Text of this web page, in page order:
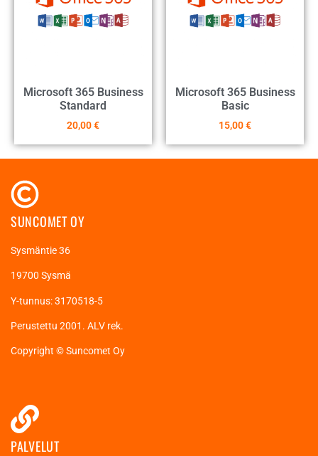
Microsoft 365 Business
Standard
20,00€
Microsoft 365 Business
Basic
15,00€
SUNCOMET OY
Sysmäntie 36
19700 Sysmä
Y-tunnus: 3170518-5
Perustettu 2001. ALV rek.
Copyright © Suncomet Oy
PALVELUT